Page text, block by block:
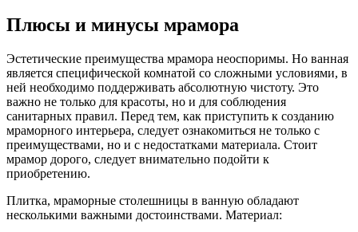
Плюсы и минусы мрамора
Эстетические преимущества мрамора неоспоримы. Но ванная
является специфической комнатой со сложными условиями, в
ней необходимо поддерживать абсолютную чистоту. Это
важно не только для красоты, но и для соблюдения
санитарных правил. Перед тем, как приступить к созданию
мраморного интерьера, следует ознакомиться не только с
преимуществами, но и с недостатками материала. Стоит
мрамор дорого, следует внимательно подойти к
приобретению.
Плитка, мраморные столешницы в ванную обладают
несколькими важными достоинствами. Материал: